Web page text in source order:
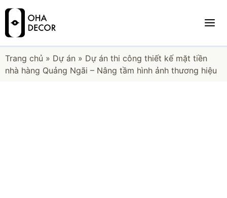
Trang chủ » Dự án » Dự án thi công thiết kế mặt tiền
nhà hàng Quảng Ngãi – Nâng tầm hình ảnh thương hiệu